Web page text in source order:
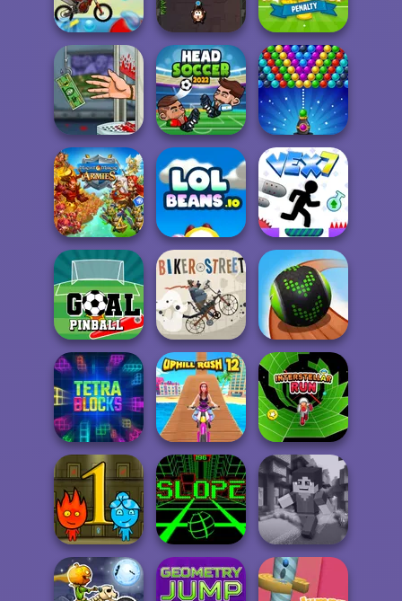
Tower Crash 3D Pixel Dash Cool Archer
Moto X3M Pool
Party
Sling Tomb
World Cup
Penalty
Handless
Millionaire
Head Soccer
2022
Bubble Shooter
Might & Magic
Armies
LOLBeans io Vex 7
Goal Pinball Biker Street Going Balls
Tetra Blocks Uphill Rush 12 Interstellar Run